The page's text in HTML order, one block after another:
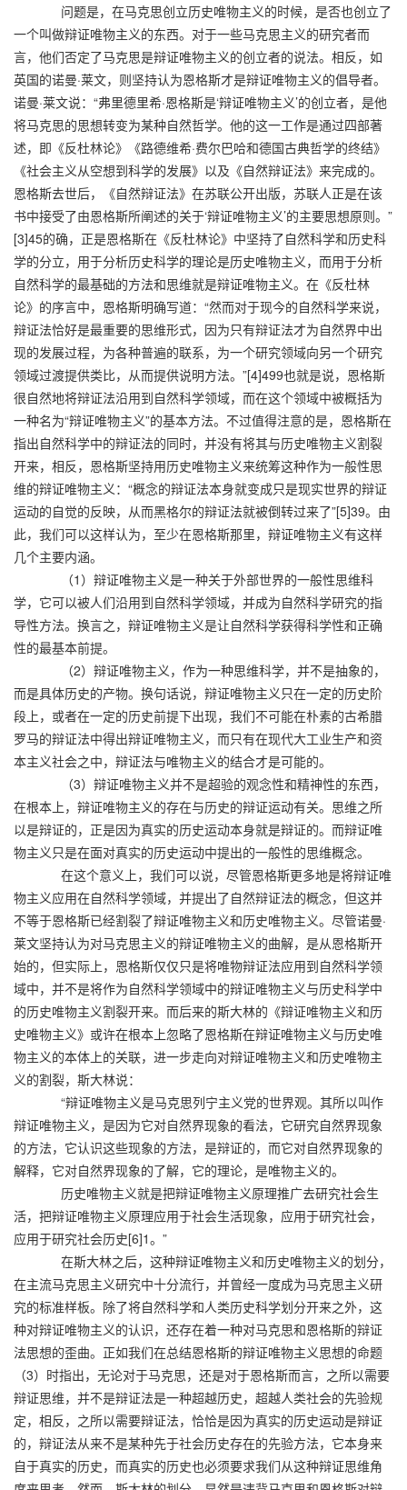
问题是，在马克思创立历史唯物主义的时候，是否也创立了
一个叫做辩证唯物主义的东西。对于一些马克思主义的研究者而
言，他们否定了马克思是辩证唯物主义的创立者的说法。相反，如
英国的诺曼·莱文，则坚持认为恩格斯才是辩证唯物主义的倡导者。
诺曼·莱文说：“弗里德里希·恩格斯是‘辩证唯物主义’的创立者，是他
将马克思的思想转变为某种自然哲学。他的这一工作是通过四部著
述，即《反杜林论》《路德维希·费尔巴哈和德国古典哲学的终结》
《社会主义从空想到科学的发展》以及《自然辩证法》来完成的。
恩格斯去世后，《自然辩证法》在苏联公开出版，苏联人正是在该
书中接受了由恩格斯所阐述的关于‘辩证唯物主义’的主要思想原则。”
[3]45的确，正是恩格斯在《反杜林论》中坚持了自然科学和历史科
学的分立，用于分析历史科学的理论是历史唯物主义，而用于分析
自然科学的最基础的方法和思维就是辩证唯物主义。在《反杜林
论》的序言中，恩格斯明确写道：“然而对于现今的自然科学来说，
辩证法恰好是最重要的思维形式，因为只有辩证法才为自然界中出
现的发展过程，为各种普遍的联系，为一个研究领域向另一个研究
领域过渡提供类比，从而提供说明方法。”[4]499也就是说，恩格斯
很自然地将辩证法沿用到自然科学领域，而在这个领域中被概括为
一种名为“辩证唯物主义”的基本方法。不过值得注意的是，恩格斯在
指出自然科学中的辩证法的同时，并没有将其与历史唯物主义割裂
开来，相反，恩格斯坚持用历史唯物主义来统筹这种作为一般性思
维的辩证唯物主义：“概念的辩证法本身就变成只是现实世界的辩证
运动的自觉的反映，从而黑格尔的辩证法就被倒转过来了”[5]39。由
此，我们可以这样认为，至少在恩格斯那里，辩证唯物主义有这样
几个主要内涵。
（1）辩证唯物主义是一种关于外部世界的一般性思维科
学，它可以被人们沿用到自然科学领域，并成为自然科学研究的指
导性方法。换言之，辩证唯物主义是让自然科学获得科学性和正确
性的最基本前提。
（2）辩证唯物主义，作为一种思维科学，并不是抽象的，
而是具体历史的产物。换句话说，辩证唯物主义只在一定的历史阶
段上，或者在一定的历史前提下出现，我们不可能在朴素的古希腊
罗马的辩证法中得出辩证唯物主义，而只有在现代大工业生产和资
本主义社会之中，辩证法与唯物主义的结合才是可能的。
（3）辩证唯物主义并不是超验的观念性和精神性的东西，
在根本上，辩证唯物主义的存在与历史的辩证运动有关。思维之所
以是辩证的，正是因为真实的历史运动本身就是辩证的。而辩证唯
物主义只是在面对真实的历史运动中提出的一般性的思维概念。
在这个意义上，我们可以说，尽管恩格斯更多地是将辩证唯
物主义应用在自然科学领域，并提出了自然辩证法的概念，但这并
不等于恩格斯已经割裂了辩证唯物主义和历史唯物主义。尽管诺曼·
莱文坚持认为对马克思主义的辩证唯物主义的曲解，是从恩格斯开
始的，但实际上，恩格斯仅仅只是将唯物辩证法应用到自然科学领
域中，并不是将作为自然科学领域中的辩证唯物主义与历史科学中
的历史唯物主义割裂开来。而后来的斯大林的《辩证唯物主义和历
史唯物主义》或许在根本上忽略了恩格斯在辩证唯物主义与历史唯
物主义的本体上的关联，进一步走向对辩证唯物主义和历史唯物主
义的割裂，斯大林说：
“辩证唯物主义是马克思列宁主义党的世界观。其所以叫作
辩证唯物主义，是因为它对自然界现象的看法，它研究自然界现象
的方法，它认识这些现象的方法，是辩证的，而它对自然界现象的
解释，它对自然界现象的了解，它的理论，是唯物主义的。
历史唯物主义就是把辩证唯物主义原理推广去研究社会生
活，把辩证唯物主义原理应用于社会生活现象，应用于研究社会，
应用于研究社会历史[6]1。”
在斯大林之后，这种辩证唯物主义和历史唯物主义的划分，
在主流马克思主义研究中十分流行，并曾经一度成为马克思主义研
究的标准样板。除了将自然科学和人类历史科学划分开来之外，这
种对辩证唯物主义的认识，还存在着一种对马克思和恩格斯的辩证
法思想的歪曲。正如我们在总结恩格斯的辩证唯物主义思想的命题
（3）时指出，无论对于马克思，还是对于恩格斯而言，之所以需要
辩证思维，并不是辩证法是一种超越历史，超越人类社会的先验规
定，相反，之所以需要辩证法，恰恰是因为真实的历史运动是辩证
的，辩证法从来不是某种先于社会历史存在的先验方法，它本身来
自于真实的历史，而真实的历史也必须要求我们从这种辩证思维角